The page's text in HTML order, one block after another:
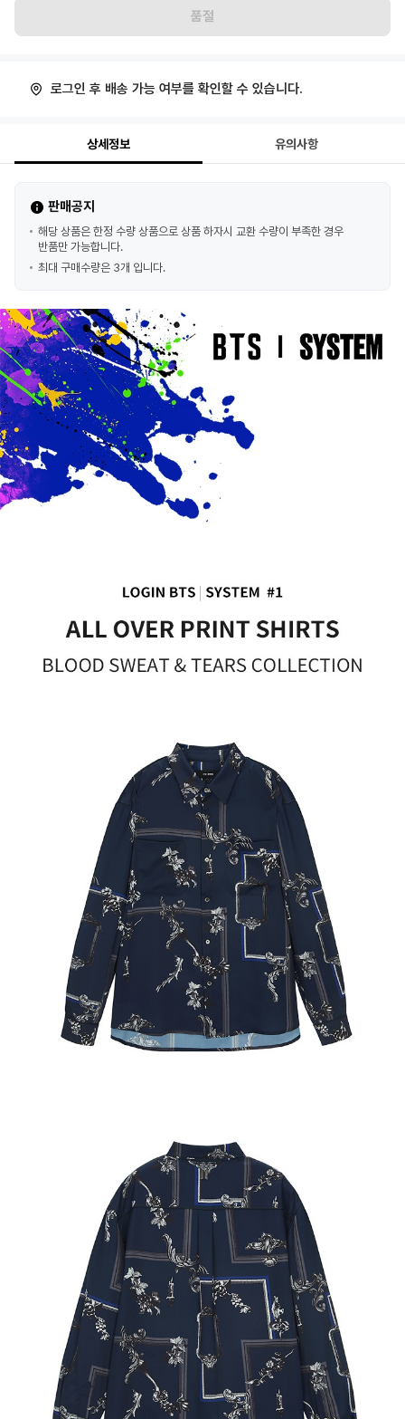
품절
로그인 후 배송 가능 여부를 확인할 수 있습니다.
상세정보 유의사항
판매공지
해당 상품은 한정 수량 상품으로 상품 하자시 교환 수량이 부족한 경우
반품만 가능합니다.
최대 구매수량은 3개 입니다.